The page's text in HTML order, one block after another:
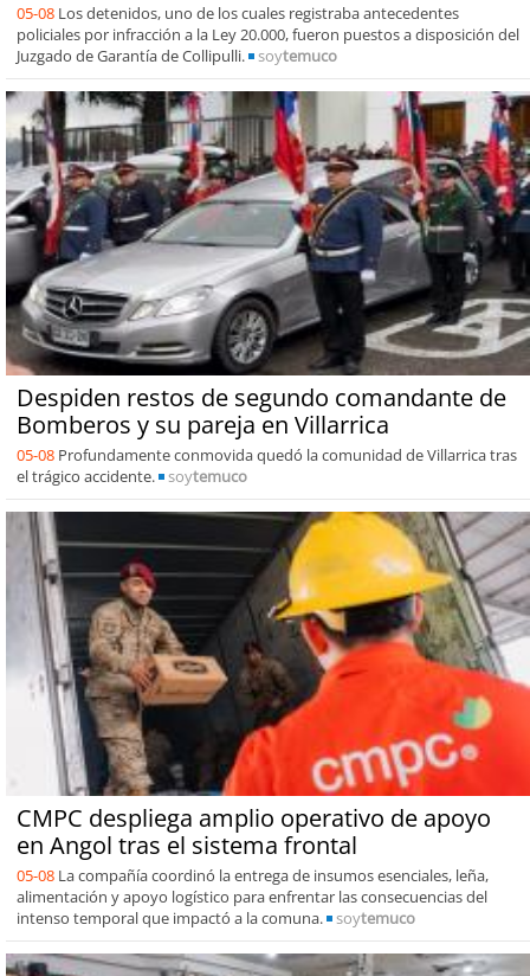
05-08 Los detenidos, uno de los cuales registraba antecedentes
policiales por infracción a la Ley 20.000, fueron puestos a disposición del
Juzgado de Garantía de Collipulli.
soytemuco
Despiden restos de segundo comandante de
Bomberos y su pareja en Villarrica
05-08 Profundamente conmovida quedó la comunidad de Villarrica tras
el trágico accidente.
soytemuco
CMPC despliega amplio operativo de apoyo
en Angol tras el sistema frontal
05-08 La compañía coordinó la entrega de insumos esenciales, leña,
alimentación y apoyo logístico para enfrentar las consecuencias del
intenso temporal que impactó a la comuna.
soytemuco